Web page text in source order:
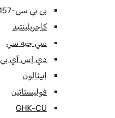
بي بي سي-157
كاجريلينتيد
سي جيه سي
دي إس آي بي
إبيثالون
فوليستاتين
GHK-CU